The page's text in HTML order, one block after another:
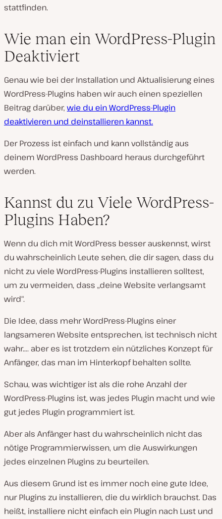
stattfinden.
Wie man ein WordPress-Plugin
Deaktiviert
Genau wie bei der Installation und Aktualisierung eines
WordPress-Plugins haben wir auch einen speziellen
Beitrag darüber, wie du ein WordPress-Plugin
deaktivieren und deinstallieren kannst.
Der Prozess ist einfach und kann vollständig aus
deinem WordPress Dashboard heraus durchgeführt
werden.
Kannst du zu Viele WordPress-
Plugins Haben?
Wenn du dich mit WordPress besser auskennst, wirst
du wahrscheinlich Leute sehen, die dir sagen, dass du
nicht zu viele WordPress-Plugins installieren solltest,
um zu vermeiden, dass „deine Website verlangsamt
wird“.
Die Idee, dass mehr WordPress-Plugins einer
langsameren Website entsprechen, ist technisch nicht
wahr…. aber es ist trotzdem ein nützliches Konzept für
Anfänger, das man im Hinterkopf behalten sollte.
Schau, was wichtiger ist als die rohe Anzahl der
WordPress-Plugins ist, was jedes Plugin macht und wie
gut jedes Plugin programmiert ist.
Aber als Anfänger hast du wahrscheinlich nicht das
nötige Programmierwissen, um die Auswirkungen
jedes einzelnen Plugins zu beurteilen.
Aus diesem Grund ist es immer noch eine gute Idee,
nur Plugins zu installieren, die du wirklich brauchst. Das
heißt, installiere nicht einfach ein Plugin nach Lust und